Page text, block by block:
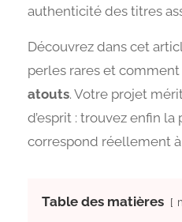
authenticité des titres
Découvrez dans cet
perles rares et comment
atouts. Votre projet
d’esprit : trouvez enfin la
correspond réellement
Table des matières